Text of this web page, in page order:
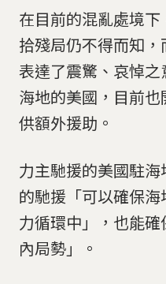
在目前的混亂處境
拾殘局仍不得而知
表達了震驚、哀悼
海地的美國，目前
供額外援助。
力主馳援的美國駐
的馳援「可以確保
力循環中」，也能
內局勢」。